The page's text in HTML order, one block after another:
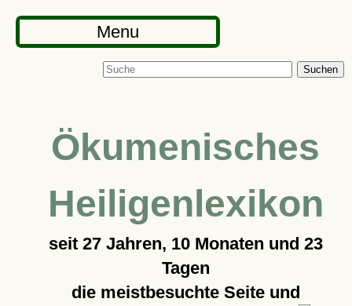
Menu
Suchen
Ökumenisches
Heiligenlexikon
seit 27 Jahren, 10 Monaten und 23
Tagen
die meistbesuchte Seite und